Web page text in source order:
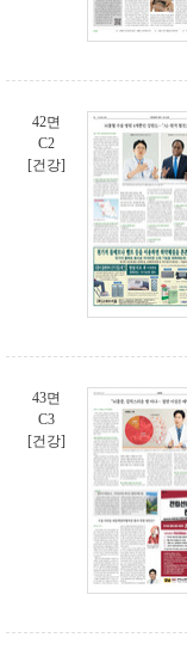
42면
C2
[건강]
43면
C3
[건강]